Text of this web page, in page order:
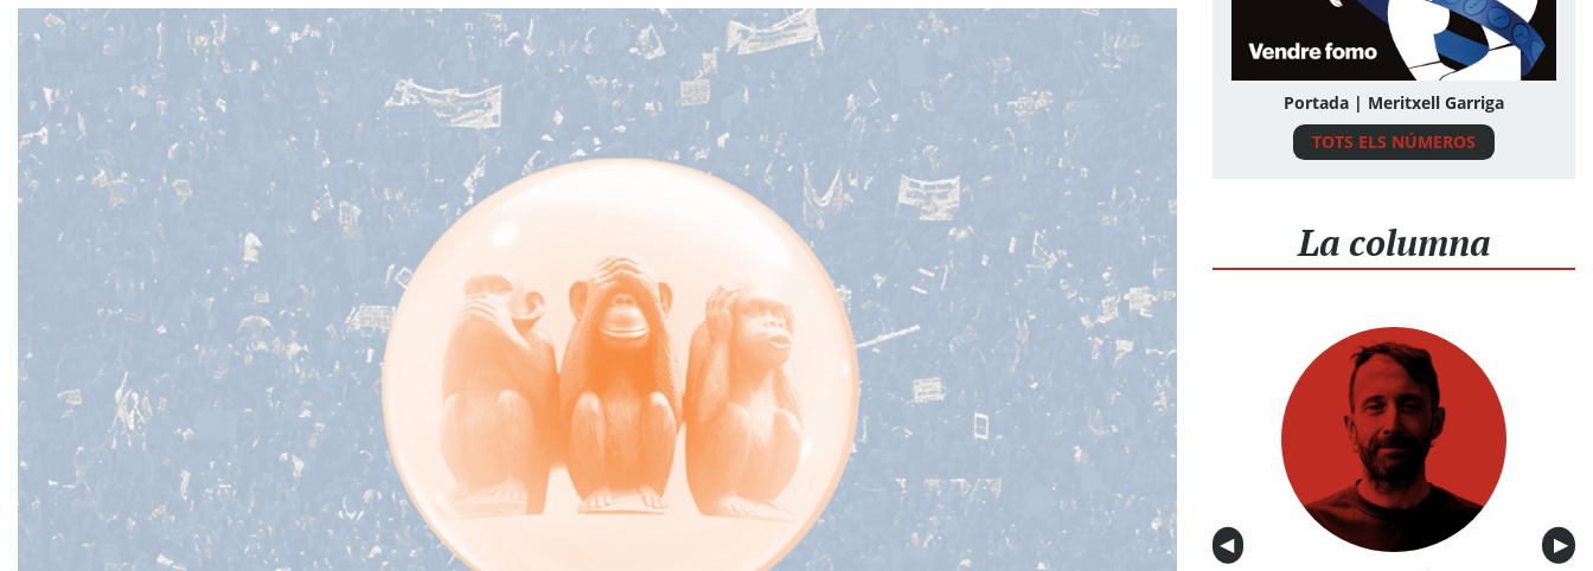
Portada | Meritxell Garriga
TOTS ELS NÚMEROS
La columna
Anterior
◀︎ ▶︎